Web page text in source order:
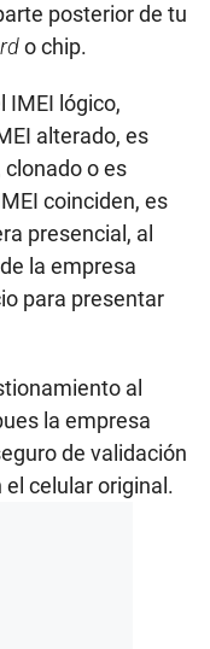
posterior de tu
o chip.
IMEI lógico,
alterado, es
o es
coinciden, es
presencial, al
la empresa
para presentar
al
la empresa
de validación
celular original.